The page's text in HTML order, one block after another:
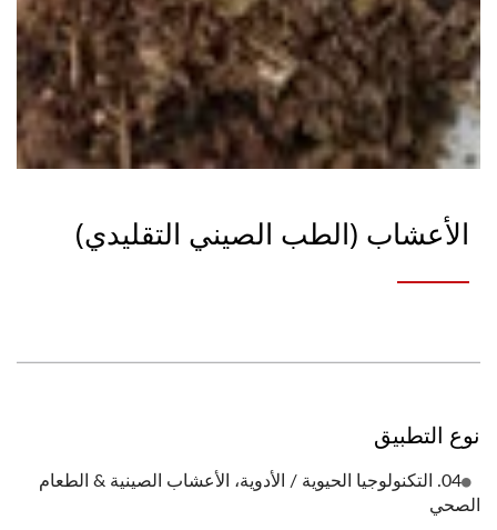
الأعشاب (الطب الصيني التقليدي)
نوع التطبيق
04. التكنولوجيا الحيوية / الأدوية، الأعشاب الصينية & الطعام
الصحي